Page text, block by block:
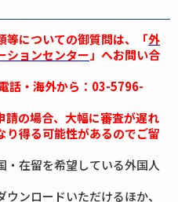
等についての御質問は、「外
ションセンター」へお問い合
話・海外から：03-5796-
請の場合、大幅に審査が遅れ
り得る可能性があるのでご留
・在留を希望している外国人
ンロードいただけるほか、